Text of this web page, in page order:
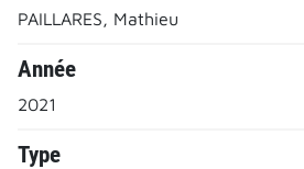
PAILLARES, Mathieu
Année
2021
Type